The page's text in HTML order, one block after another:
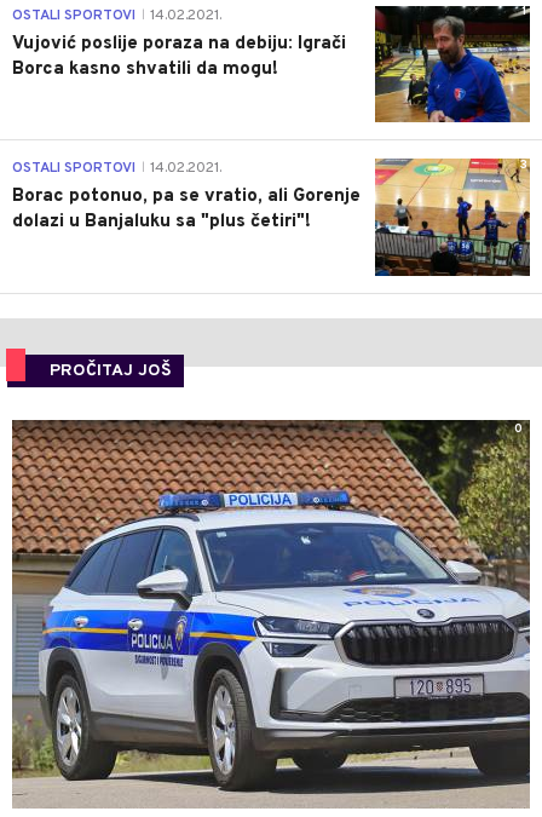
1
OSTALI SPORTOVI 14.02.2021.
Vujović poslije poraza na debiju: Igrači
Borca kasno shvatili da mogu!
3
OSTALI SPORTOVI 14.02.2021.
Borac potonuo, pa se vratio, ali Gorenje
dolazi u Banjaluku sa "plus četiri"!
PROČITAJ JOŠ
0